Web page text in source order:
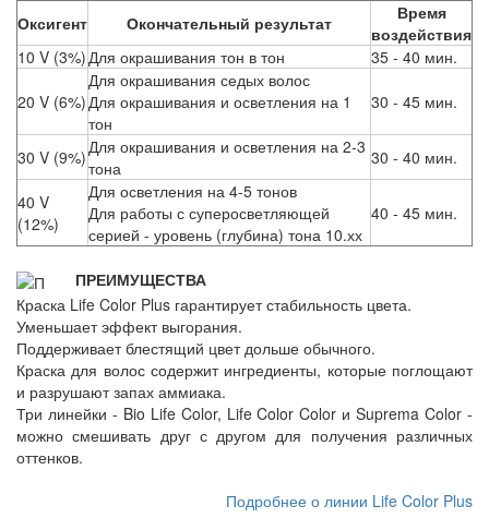
Оксигент Окончательный результат
Время
воздействия
10 V (3%)Для окрашивания тон в тон 35 - 40 мин.
20 V (6%)
Для окрашивания седых волос
Для окрашивания и осветления на 1
тон
30 - 45 мин.
30 V (9%)Для окрашивания и осветления на 2-3
тона
30 - 40 мин.
40 V
(12%)
Для осветления на 4-5 тонов
Для работы с суперосветляющей
серией - уровень (глубина) тона 10.хх
40 - 45 мин.
ПРЕИМУЩЕСТВА
Краска Life Color Plus гарантирует стабильность цвета.
Уменьшает эффект выгорания.
Поддерживает блестящий цвет дольше обычного.
Краска для волос содержит ингредиенты, которые поглощают
и разрушают запах аммиака.
Три линейки - Bio Life Color, Life Color Color и Suprema Color -
можно смешивать друг с другом для получения различных
оттенков.
Подробнее о линии Life Color Plus